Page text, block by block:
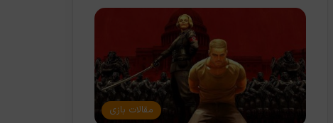
مقالات بازی